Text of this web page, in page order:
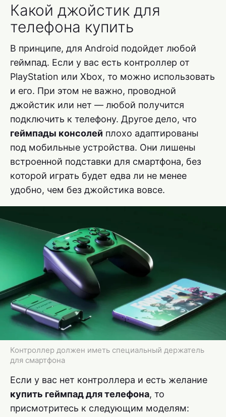
Какой джойстик для
телефона купить
В принципе, для Android подойдет любой
геймпад. Если у вас есть контроллер от
PlayStation или Xbox, то можно использовать
и его. При этом не важно, проводной
джойстик или нет — любой получится
подключить к телефону. Другое дело, что
геймпады консолей плохо адаптированы
под мобильные устройства. Они лишены
встроенной подставки для смартфона, без
которой играть будет едва ли не менее
удобно, чем без джойстика вовсе.
Контроллер должен иметь специальный держатель
для смартфона
Если у вас нет контроллера и есть желание
купить геймпад для телефона, то
присмотритесь к следующим моделям: